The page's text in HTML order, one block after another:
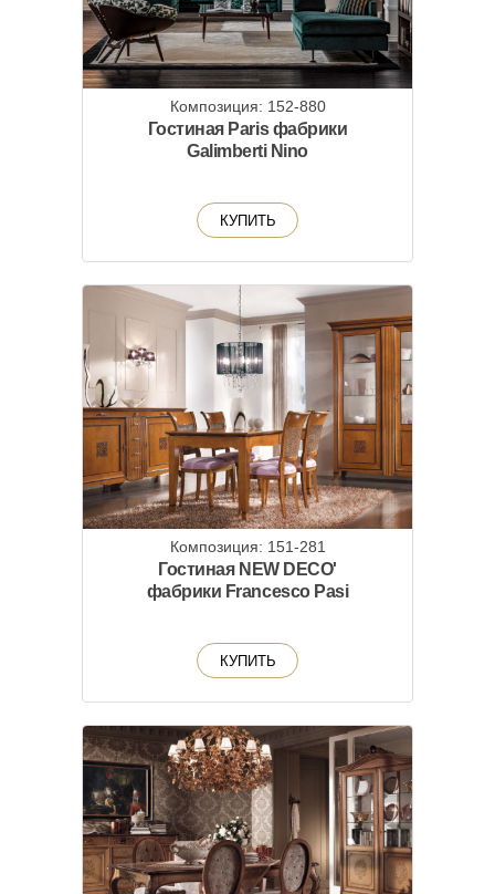
Композиция: 152-880
Гостиная Paris фабрики
Galimberti Nino
КУПИТЬ
Композиция: 151-281
Гостиная NEW DECO'
фабрики Francesco Pasi
КУПИТЬ